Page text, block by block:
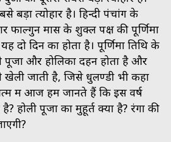
बड़ा त्योहार है। हिन्दी पंचांग के
फाल्गुन मास के शुक्ल पक्ष की पूर्णिमा
दो दिन का होता है। पूर्णिमा तिथि के
पूजा और होलिका दहन होता है और
खेली जाती है, जिसे धुलण्डी भी कहा
में आज हम जानते हैं कि इस वर्ष
होली पूजा का मुहूर्त क्या है? रंगों की